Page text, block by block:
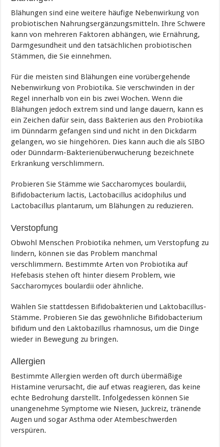
Blähungen sind eine weitere häufige Nebenwirkung von
probiotischen Nahrungsergänzungsmitteln. Ihre Schwere
kann von mehreren Faktoren abhängen, wie Ernährung,
Darmgesundheit und den tatsächlichen probiotischen
Stämmen, die Sie einnehmen.
Für die meisten sind Blähungen eine vorübergehende
Nebenwirkung von Probiotika. Sie verschwinden in der
Regel innerhalb von ein bis zwei Wochen. Wenn die
Blähungen jedoch extrem sind und lange dauern, kann es
ein Zeichen dafür sein, dass Bakterien aus den Probiotika
im Dünndarm gefangen sind und nicht in den Dickdarm
gelangen, wo sie hingehören. Dies kann auch die als SIBO
oder Dünndarm-Bakterienüberwucherung bezeichnete
Erkrankung verschlimmern.
Probieren Sie Stämme wie Saccharomyces boulardii,
Bifidobacterium lactis, Lactobacillus acidophilus und
Lactobacillus plantarum, um Blähungen zu reduzieren.
Verstopfung
Obwohl Menschen Probiotika nehmen, um Verstopfung zu
lindern, können sie das Problem manchmal
verschlimmern. Bestimmte Arten von Probiotika auf
Hefebasis stehen oft hinter diesem Problem, wie
Saccharomyces boulardii oder ähnliche.
Wählen Sie stattdessen Bifidobakterien und Laktobacillus-
Stämme. Probieren Sie das gewöhnliche Bifidobacterium
bifidum und den Laktobazillus rhamnosus, um die Dinge
wieder in Bewegung zu bringen.
Allergien
Bestimmte Allergien werden oft durch übermäßige
Histamine verursacht, die auf etwas reagieren, das keine
echte Bedrohung darstellt. Infolgedessen können Sie
unangenehme Symptome wie Niesen, Juckreiz, tränende
Augen und sogar Asthma oder Atembeschwerden
verspüren.